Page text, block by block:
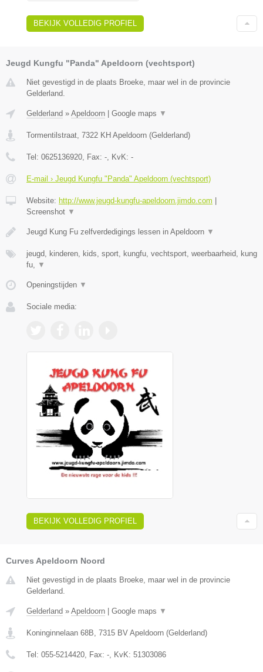
BEKIJK VOLLEDIG PROFIEL
Jeugd Kungfu "Panda" Apeldoorn (vechtsport)
Niet gevestigd in de plaats Broeke, maar wel in de provincie
Gelderland.
Gelderland » Apeldoorn Google maps ▼
Tormentilstraat, 7322 KH Apeldoorn (Gelderland)
Tel: 0625136920, Fax: -, KvK: -
E-mail › Jeugd Kungfu "Panda" Apeldoorn (vechtsport)
Website: http://www.jeugd-kungfu-apeldoorn.jimdo.com
Screenshot ▼
Jeugd Kung Fu zelfverdedigings lessen in Apeldoorn ▼
jeugd, kinderen, kids, sport, kungfu, vechtsport, weerbaarheid, kung
fu, ▼
Openingstijden ▼
Sociale media:
BEKIJK VOLLEDIG PROFIEL
Curves Apeldoorn Noord
Niet gevestigd in de plaats Broeke, maar wel in de provincie
Gelderland.
Gelderland » Apeldoorn Google maps ▼
Koninginnelaan 68B, 7315 BV Apeldoorn (Gelderland)
Tel: 055-5214420, Fax: -, KvK: 51303086